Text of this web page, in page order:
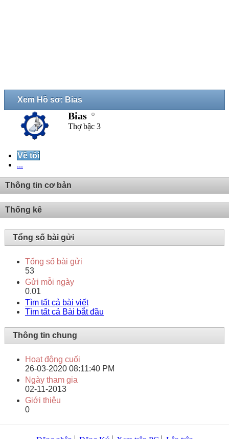
Xem Hồ sơ: Bias
Bias
Thợ bậc 3
Về tôi
...
Thông tin cơ bản
Thống kê
Tổng số bài gửi
Tổng số bài gửi
53
Gửi mỗi ngày
0.01
Tìm tất cả bài viết
Tìm tất cả Bài bắt đầu
Thông tin chung
Hoạt động cuối
26-03-2020 08:11:40 PM
Ngày tham gia
02-11-2013
Giới thiệu
0